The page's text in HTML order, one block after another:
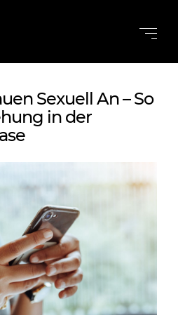
Sexuell An – So
in der